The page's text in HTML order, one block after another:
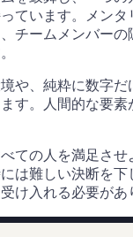
ています。メン
チームメンバーの
や、純粋に数字だ
す。人間的な要素
ての人を満足させ
は難しい決断を
け入れる必要があ